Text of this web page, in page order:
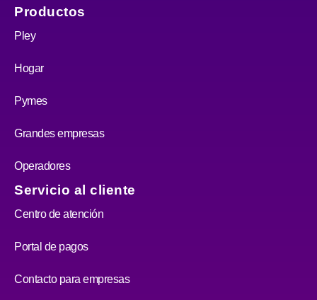
Productos
Pley
Hogar
Pymes
Grandes empresas
Operadores
Servicio al cliente
Centro de atención
Portal de pagos
Contacto para empresas